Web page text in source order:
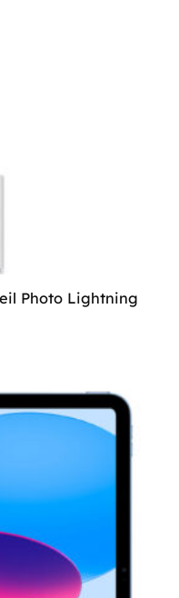
Photo Lightning